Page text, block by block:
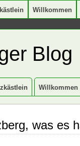
Willkommen
Blog
Willkommen
was es